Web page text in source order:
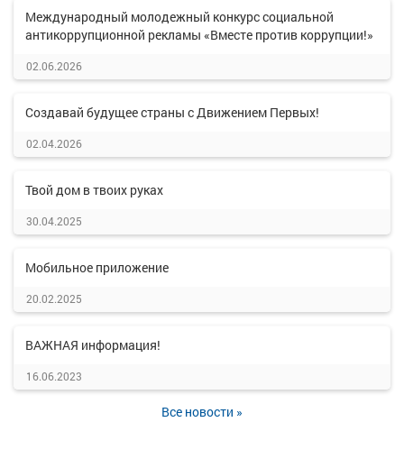
Международный молодежный конкурс социальной
антикоррупционной рекламы «Вместе против коррупции!»
02.06.2026
Создавай будущее страны с Движением Первых!
02.04.2026
Твой дом в твоих руках
30.04.2025
Мобильное приложение
20.02.2025
ВАЖНАЯ информация!
16.06.2023
Все новости »